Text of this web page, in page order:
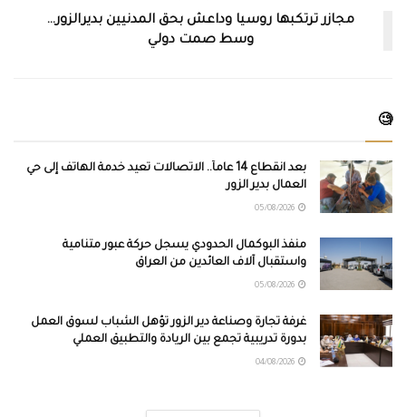
مجازر ترتكبها روسيا وداعش بحق المدنيين بديرالزور…
وسط صمت دولي
🧐
بعد انقطاع 14 عاماً.. الاتصالات تعيد خدمة الهاتف إلى حي
العمال بدير الزور
05/08/2026
منفذ البوكمال الحدودي يسجل حركة عبور متنامية
واستقبال آلاف العائدين من العراق
05/08/2026
غرفة تجارة وصناعة دير الزور تؤهل الشباب لسوق العمل
بدورة تدريبية تجمع بين الريادة والتطبيق العملي
04/08/2026